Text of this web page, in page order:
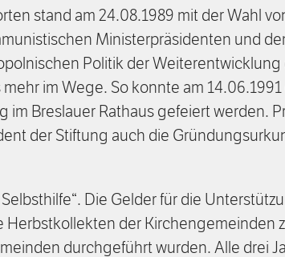
stand am 24.08.1989 mit der Wahl
Ministerpräsidenten und
Politik der Weiterentwicklung
im Wege. So konnte am 14.06.1991
Breslauer Rathaus gefeiert werden.
der Stiftung auch die
Die Gelder für die
Herbstkollekten der Kirchengemeinden
durchgeführt wurden. Alle drei